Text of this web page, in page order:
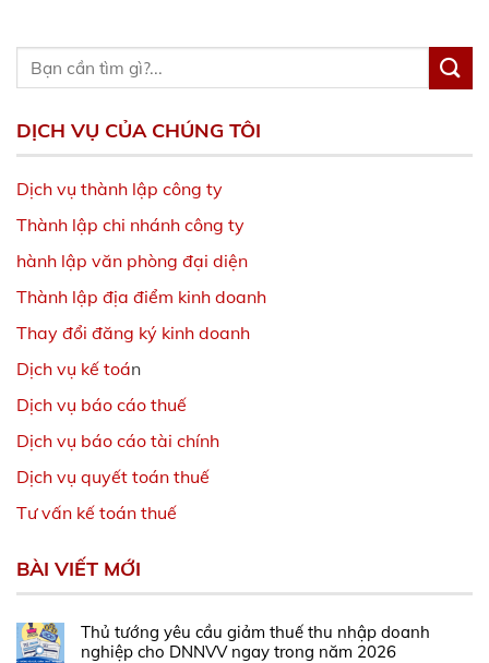
DỊCH VỤ CỦA CHÚNG TÔI
Dịch vụ thành lập công ty
Thành lập chi nhánh công ty
hành lập văn phòng đại diện
Thành lập địa điểm kinh doanh
Thay đổi đăng ký kinh doanh
Dịch vụ kế toán
Dịch vụ báo cáo thuế
Dịch vụ báo cáo tài chính
Dịch vụ quyết toán thuế
Tư vấn kế toán thuế
BÀI VIẾT MỚI
Thủ tướng yêu cầu giảm thuế thu nhập doanh
nghiệp cho DNNVV ngay trong năm 2026